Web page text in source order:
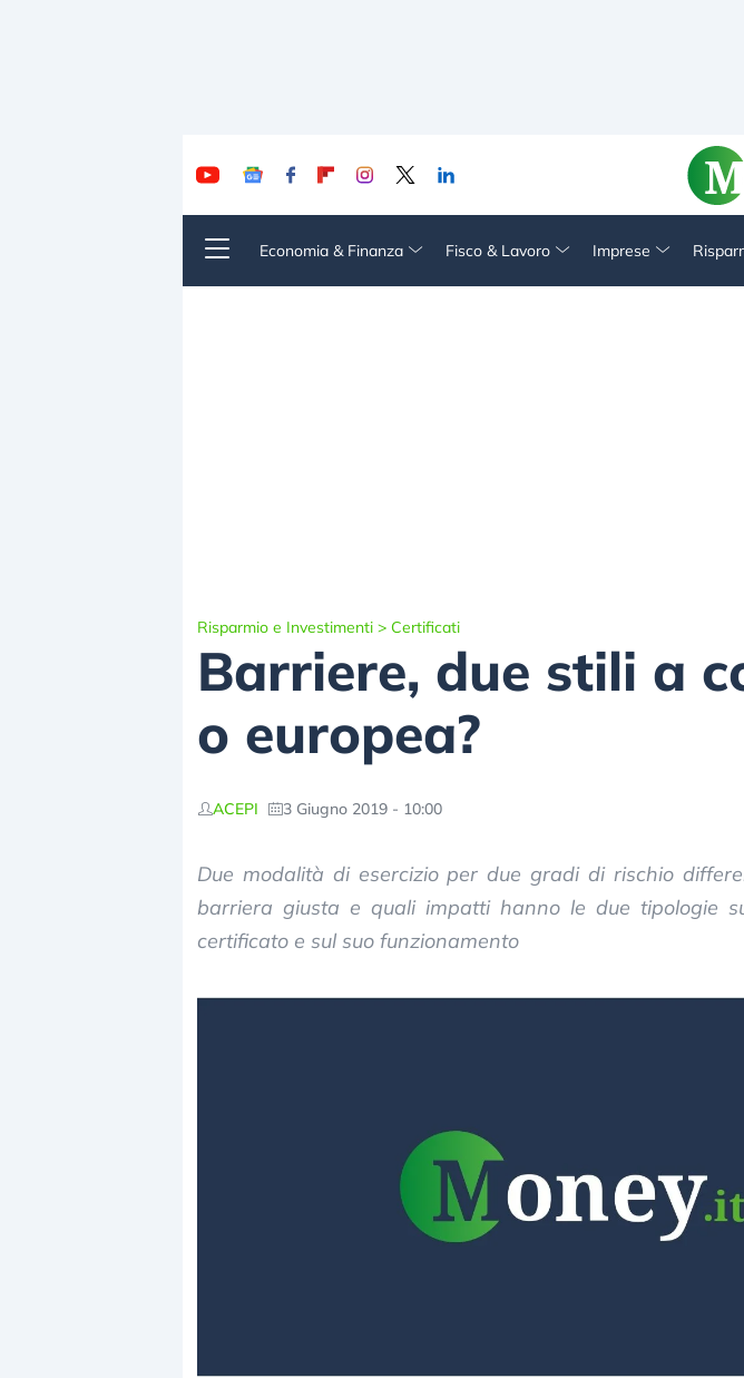
Economia & Finanza Fisco & Lavoro Imprese
Risparmio e Investimenti > Certificati
Barriere, due stili a
o europea?
ACEPI 3 Giugno 2019 - 10:00
Due modalità di esercizio per due gradi di rischio
barriera giusta e quali impatti hanno le due tipologie
certificato e sul suo funzionamento